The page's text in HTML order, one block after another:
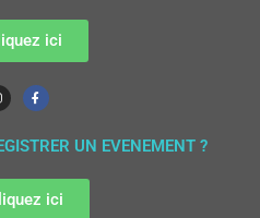
ici
UN EVENEMENT ?
ici